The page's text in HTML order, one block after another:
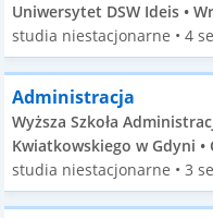
Uniwersytet DSW Ideis •
studia niestacjonarne • 4
Administracja
Wyższa Szkoła
Kwiatkowskiego w Gdyni •
studia niestacjonarne • 3